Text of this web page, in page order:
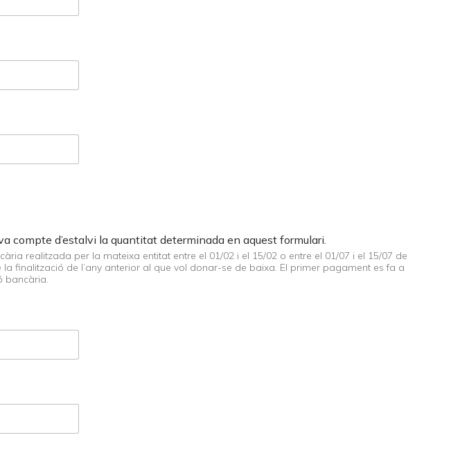
compte d’estalvi la quantitat determinada en aquest formulari.
realitzada per la mateixa entitat entre el 01/02 i el 15/02 o entre el 01/07 i el 15/07 de
anterior al que vol donar-se de baixa. El primer pagament es fa a
bancària.